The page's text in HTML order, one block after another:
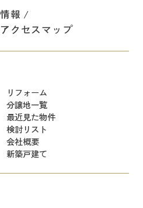
報
アクセスマップ
リフォーム
分譲地一覧
最近見た物件
検討リスト
会社概要
新築戸建て